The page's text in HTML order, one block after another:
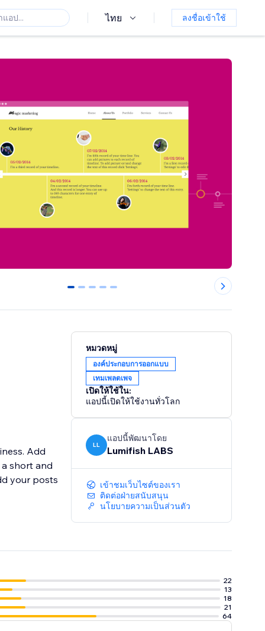
ไทย ลงชื่อเข้าใช้
0 1 2 3 4
Add
short and
your posts
หมวดหมู่
องค์ประกอบการออกแบบ
เทมเพลตเพจ
เปิดให้ใช้ใน:
แอปนี้เปิดให้ใช้งานทั่วโลก
LL
แอปนี้พัฒนาโดย
Lumifish LABS
เข้าชมเว็บไซต์ของเรา
ติดต่อฝ่ายสนับสนุน
นโยบายความเป็นส่วนตัว
22
13
18
21
64